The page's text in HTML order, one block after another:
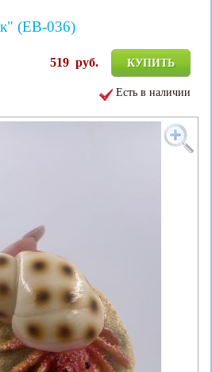
(EB-036)
КУПИТЬ
519 руб.
Есть в наличии